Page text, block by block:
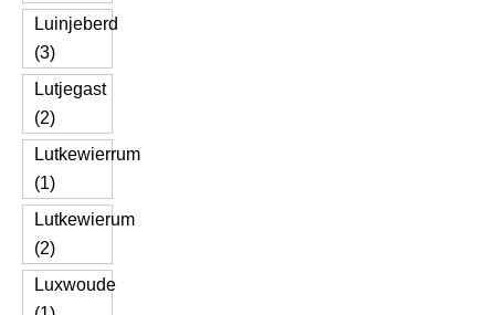
Luinjeberd
(3)
Lutjegast
(2)
Lutkewierrum
(1)
Lutkewierum
(2)
Luxwoude